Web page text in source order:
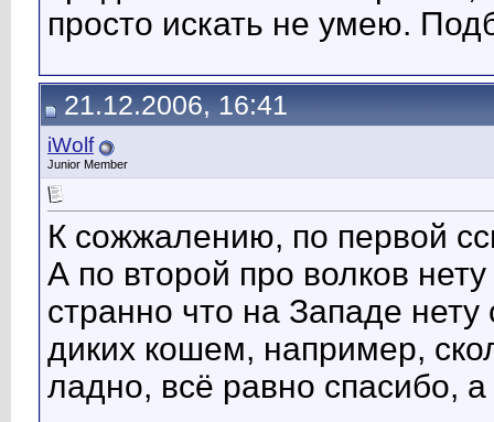
просто искать не умею.
21.12.2006, 16:41
iWolf
Junior Member
К сожжалению, по первой
А по второй про волков
странно что на Западе
диких кошем, например,
ладно, всё равно спасибо,